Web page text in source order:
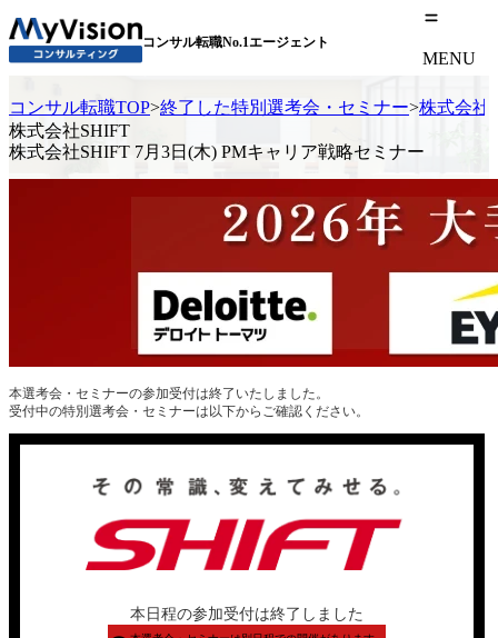
コンサル転職No.1エージェント
MENU
コンサル転職TOP>終了した特別選考会・セミナー>株式会社
株式会社SHIFT
株式会社SHIFT 7月3日(木) PMキャリア戦略セミナー
本選考会・セミナーの参加受付は終了いたしました。
受付中の特別選考会・セミナーは以下からご確認ください。
本日程の参加受付は終了しました